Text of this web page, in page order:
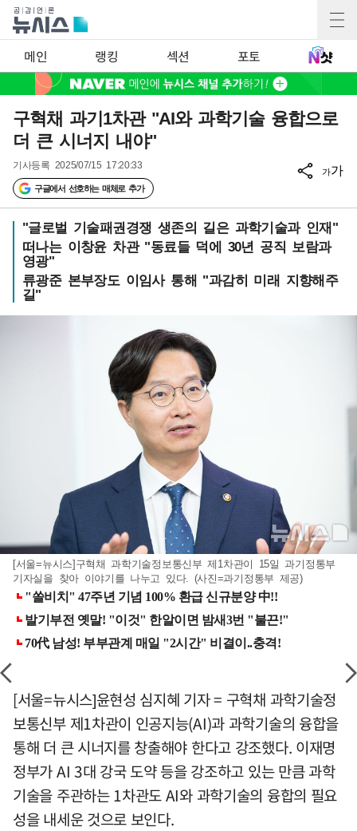
메인 랭킹 섹션 포토
구혁채 과기1차관 "AI와 과학기술 융합으로
더 큰 시너지 내야"
기사등록 2025/07/15 17:20:33
구글에서 선호하는 매체로 추가
가가
"글로벌 기술패권경쟁 생존의 길은 과학기술과 인재"
떠나는 이창윤 차관 "동료들 덕에 30년 공직 보람과
영광"
류광준 본부장도 이임사 통해 "과감히 미래 지향해주
길"
[서울=뉴시스]구혁채 과학기술정보통신부 제1차관이 15일 과기정통부
기자실을 찾아 이야기를 나누고 있다. (사진=과기정통부 제공)
[서울=뉴시스]윤현성 심지혜 기자 = 구혁채 과학기술정
보통신부 제1차관이 인공지능(AI)과 과학기술의 융합을
통해 더 큰 시너지를 창출해야 한다고 강조했다. 이재명
정부가 AI 3대 강국 도약 등을 강조하고 있는 만큼 과학
기술을 주관하는 1차관도 AI와 과학기술의 융합의 필요
성을 내세운 것으로 보인다.